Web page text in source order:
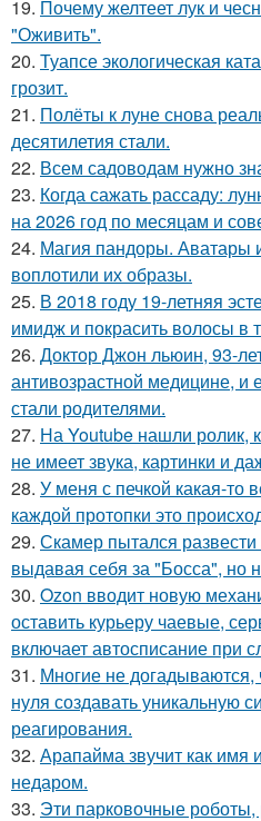
19. Почему желтеет лук и
"Оживить".
20. Туапсе экологическая
грозит.
21. Полёты к луне снова
десятилетия стали.
22. Всем садоводам нужно
23. Когда сажать рассаду:
на 2026 год по месяцам и
24. Магия пандоры. Аватары
воплотили их образы.
25. В 2018 году 19-летняя
имидж и покрасить волосы в
26. Доктор Джон льюин, 93-
антивозрастной медицине,
стали родителями.
27. На Youtube нашли ролик,
не имеет звука, картинки и
28. У меня с печкой какая-то
каждой протопки это
29. Скамер пытался
выдавая себя за "Босса", но
30. Ozon вводит новую
оставить курьеру чаевые,
включает автосписание при
31. Многие не
нуля создавать уникальную
реагирования.
32. Арапайма звучит как имя
недаром.
33. Эти парковочные